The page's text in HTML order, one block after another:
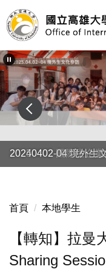
跳
到
主
要
內
容
區
20250402 國際生企業
20240402-04 境外生
首頁 本地學生
【轉知】拉曼
Sharing